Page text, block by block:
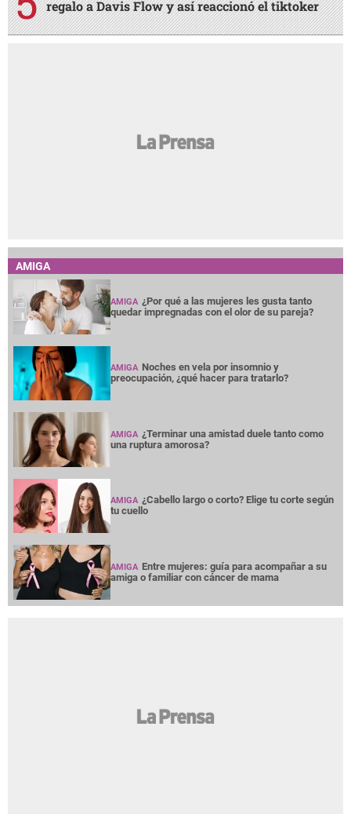
regalo a Davis Flow y así reaccionó el tiktoker
AMIGA
AMIGA ¿Por qué a las mujeres les gusta tanto
quedar impregnadas con el olor de su pareja?
AMIGA Noches en vela por insomnio y
preocupación, ¿qué hacer para tratarlo?
AMIGA ¿Terminar una amistad duele tanto como
una ruptura amorosa?
AMIGA ¿Cabello largo o corto? Elige tu corte según
tu cuello
AMIGA Entre mujeres: guía para acompañar a su
amiga o familiar con cáncer de mama